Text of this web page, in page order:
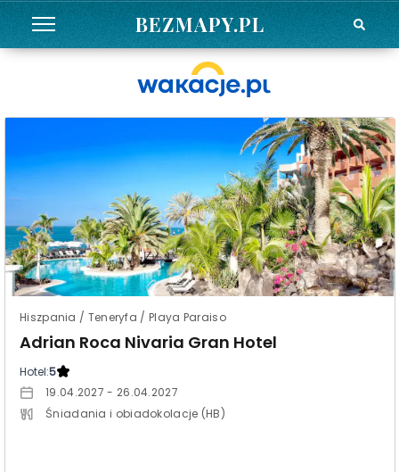
BEZMAPY.PL
Hiszpania / Teneryfa / Playa Paraiso
Adrian Roca Nivaria Gran Hotel
Hotel:5
19.04.2027 - 26.04.2027
Śniadania i obiadokolacje (HB)